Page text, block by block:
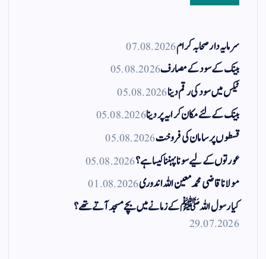
سرمایہ دار صحابہ کرام07.08.2026
بینک کے سود کے مصارف05.08.2026
ٹیکس میں سود کی رقم دینا05.08.2026
بینک کے لئے مکان کرایہ پر دینا05.08.2026
قسطوں پر سامان کی فروخت05.08.2026
عورتوں کے لیے سونا پہننا کیسا ہے؟05.08.2026
مولانا قاضی محمد معین اللہ اندوری01.08.2026
کیا رسول اللہ ﷺ کے زمانے میں بچے مسجد آتے تھے؟
29.07.2026